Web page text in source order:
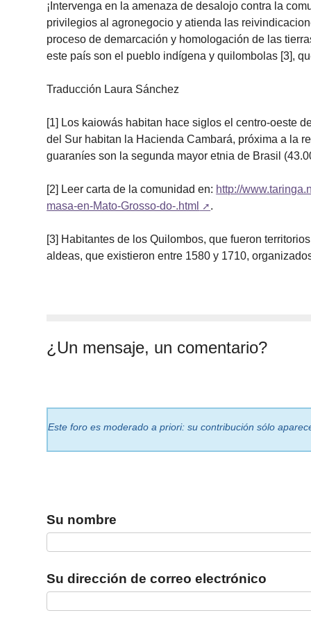
¡Intervenga en la amenaza de desalojo contra la
privilegios al agronegocio y atienda las
proceso de demarcación y homologación de las
este país son el pueblo indígena y quilombolas [3],
Traducción Laura Sánchez
[1] Los kaiowás habitan hace siglos el centro-oeste
del Sur habitan la Hacienda Cambará, próxima a la
guaraníes son la segunda mayor etnia de Brasil
[2] Leer carta de la comunidad en: http://
masa-en-Mato-Grosso-do-.html
.
[3] Habitantes de los Quilombos, que fueron
aldeas, que existieron entre 1580 y 1710,
¿Un mensaje, un comentario?
Este foro es moderado a priori: su contribución sólo
Su nombre
Su dirección de correo electrónico